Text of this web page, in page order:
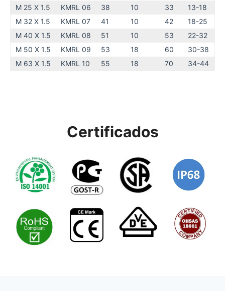
M 25 X 1.5
KMRL 06 38 10 33
13-18
M 32 X 1.5
KMRL 07 41 10 42
18-25
M 40 X 1.5
KMRL 08 51 10 53
22-32
M 50 X 1.5
KMRL 09 53 18 60
30-38
M 63 X 1.5
KMRL 10 55 18 70 34-44
Certificados